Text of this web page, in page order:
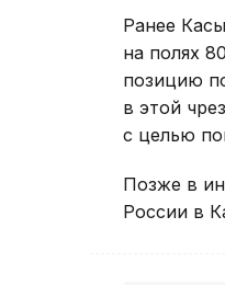
Ранее
на полях
позицию
в этой
с целью
Позже в
России в